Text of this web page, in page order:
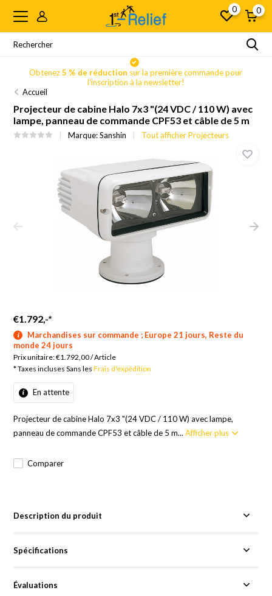
0 0
Obtenez5 % de réduction sur la première commande pour
l'inscription à la newsletter!
Accueil
Projecteur de cabine Halo 7x3 "(24 VDC / 110 W) avec
lampe, panneau de commande CPF53 et câble de 5 m
Marque:Sanshin Tout afficher Projecteurs
€1.792,-*
Marchandises sur commande ; Europe 21 jours, Reste du
monde 24 jours
Prix unitaire:€1.792,00/Article
* Taxes incluses Sans lesFrais d'expédition
En attente
Projecteur de cabine Halo 7x3 "(24 VDC / 110 W) avec lampe,
panneau de commande CPF53 et câble de 5 m...Afficher plus
Comparer
Description du produit
Spécifications
Évaluations